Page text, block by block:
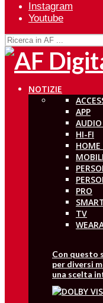
Instagram
Youtube
NOTIZIE
APP
HI-FI
PRO
TV
Con questo
per diversi
una scelta